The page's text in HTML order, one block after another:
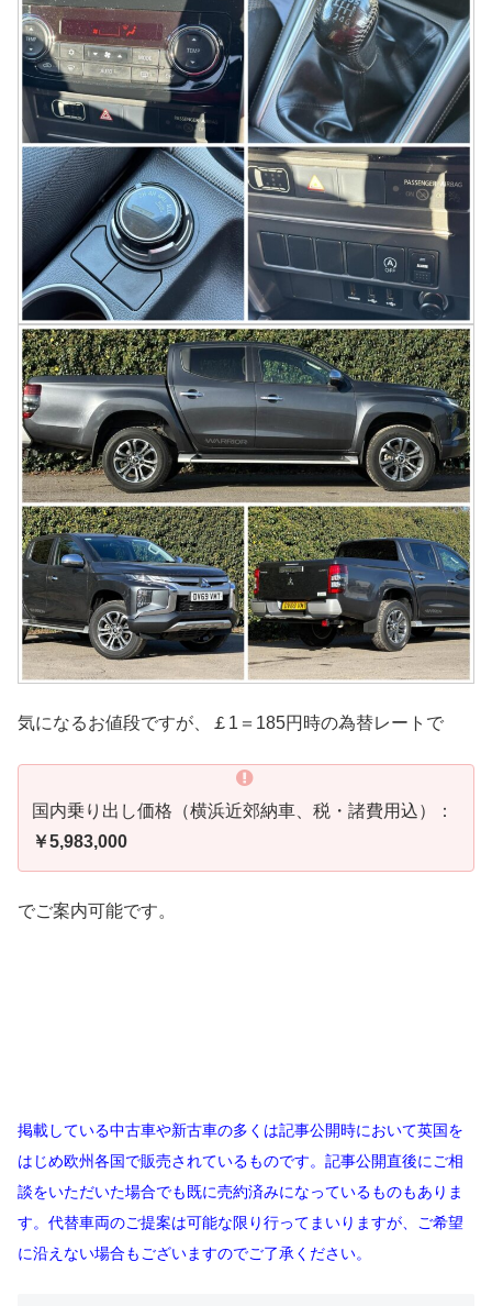
気になるお値段ですが、￡1＝185円時の為替レートで
国内乗り出し価格（横浜近郊納車、税・諸費用込）：
￥5,983,000
でご案内可能です。
掲載している中古車や新古車の多くは記事公開時において英国を
はじめ欧州各国で販売されているものです。記事公開直後にご相
談をいただいた場合でも既に売約済みになっているものもありま
す。代替車両のご提案は可能な限り行ってまいりますが、ご希望
に沿えない場合もございますのでご了承ください。